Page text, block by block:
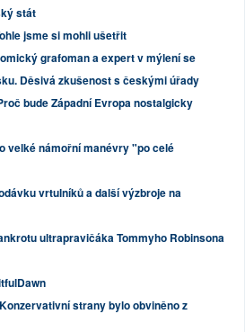
stát
jsme si mohli ušetřit
grafoman a expert v mýlení se
Děsivá zkušenost s českými úřady
bude Západní Evropa nostalgicky
velké námořní manévry "po celé
vrtulníků a další výzbroje na
ultrapravičáka Tommyho Robinsona
strany bylo obviněno z